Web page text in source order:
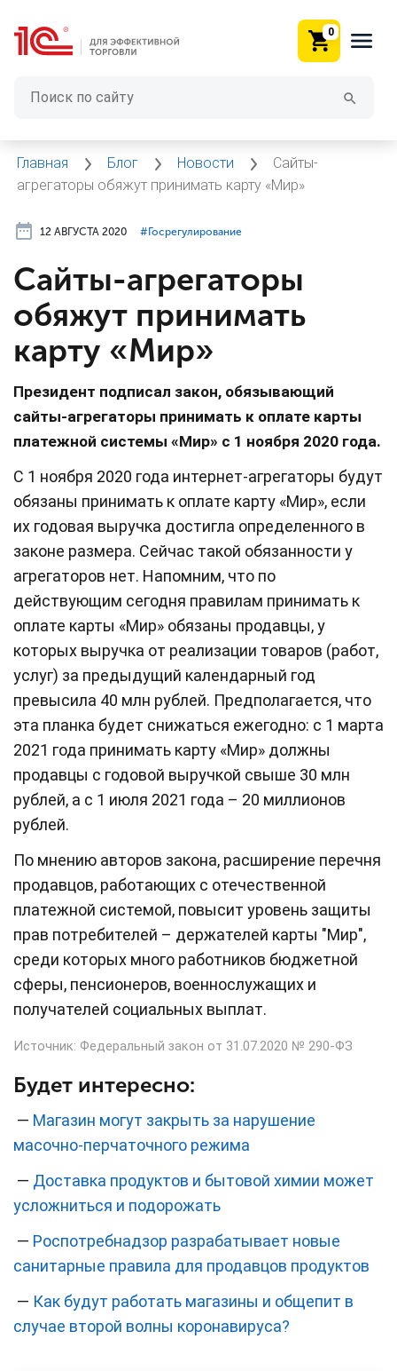
0
Главная Блог Новости
Сайты-
агрегаторы обяжут принимать карту «Мир»
12 АВГУСТА 2020 #⁣Госрегулирование
Сайты-агрегаторы
обяжут принимать
карту «Мир»
Президент подписал закон, обязывающий
сайты-агрегаторы принимать к оплате карты
платежной системы «Мир» с 1 ноября 2020 года.
С 1 ноября 2020 года интернет-агрегаторы будут
обязаны принимать к оплате карту «Мир», если
их годовая выручка достигла определенного в
законе размера. Сейчас такой обязанности у
агрегаторов нет. Напомним, что по
действующим сегодня правилам принимать к
оплате карты «Мир» обязаны продавцы, у
которых выручка от реализации товаров (работ,
услуг) за предыдущий календарный год
превысила 40 млн рублей. Предполагается, что
эта планка будет снижаться ежегодно: с 1 марта
2021 года принимать карту «Мир» должны
продавцы с годовой выручкой свыше 30 млн
рублей, а с 1 июля 2021 года – 20 миллионов
рублей.
По мнению авторов закона, расширение перечня
продавцов, работающих с отечественной
платежной системой, повысит уровень защиты
прав потребителей – держателей карты "Мир",
среди которых много работников бюджетной
сферы, пенсионеров, военнослужащих и
получателей социальных выплат.
Источник: Федеральный закон от 31.07.2020 № 290-ФЗ
Будет интересно:
— Магазин могут закрыть за нарушение
масочно-перчаточного режима
— Доставка продуктов и бытовой химии может
усложниться и подорожать
— Роспотребнадзор разрабатывает новые
санитарные правила для продавцов продуктов
— Как будут работать магазины и общепит в
случае второй волны коронавируса?